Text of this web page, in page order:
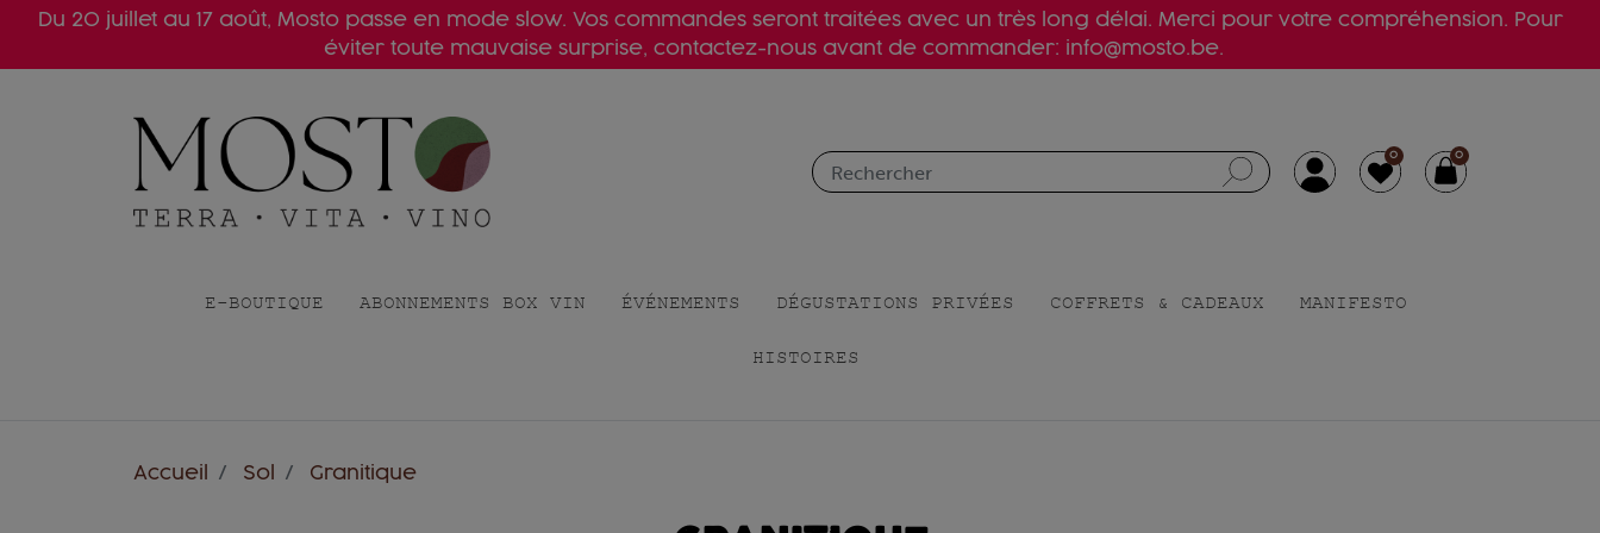
Du 20 juillet au 17 août, Mosto passe en mode slow. Vos commandes seront traitées avec un très long délai. Merci pour votre compréhension. Pour
éviter toute mauvaise surprise, contactez-nous avant de commander: info@mosto.be.
0 0
E-BOUTIQUE ABONNEMENTS BOX VIN ÉVÉNEMENTS DÉGUSTATIONS PRIVÉES COFFRETS & CADEAUX MANIFESTO
HISTOIRES
Accueil Sol Granitique